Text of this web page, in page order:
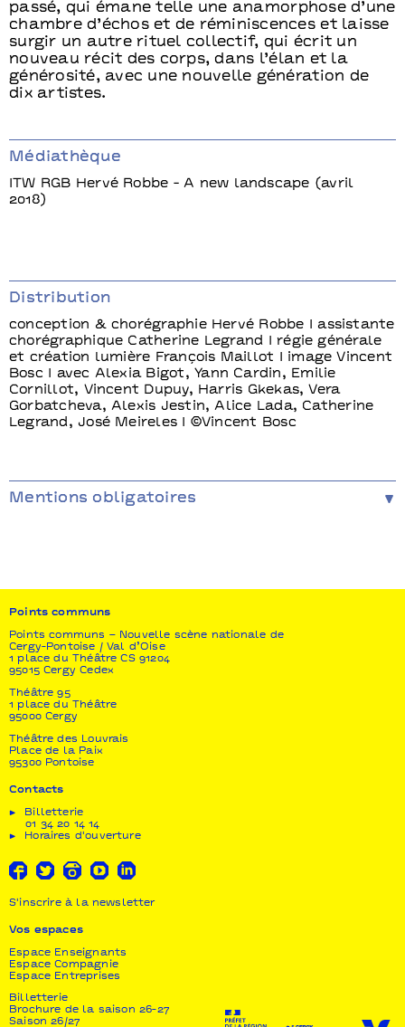
passé, qui émane telle une anamorphose d’une
chambre d’échos et de réminiscences et laisse
surgir un autre rituel collectif, qui écrit un
nouveau récit des corps, dans l’élan et la
générosité, avec une nouvelle génération de
dix artistes.
Médiathèque
ITW RGB Hervé Robbe - A new landscape (avril
2018)
Distribution
conception & chorégraphie Hervé Robbe I assistante
chorégraphique Catherine Legrand I régie générale
et création lumière François Maillot I image Vincent
Bosc I avec Alexia Bigot, Yann Cardin, Emilie
Cornillot, Vincent Dupuy, Harris Gkekas, Vera
Gorbatcheva, Alexis Jestin, Alice Lada, Catherine
Legrand, José Meireles I ©Vincent Bosc
Mentions obligatoires
du Rhin - CCN de Mulhouse I KLAP Maison pour la
danse / Marseille - Soutien Fonds de soutien à
Centre National de la Danse / Pantin I CCN de
Rillieux-la-Pape I Le Garage, collectif danse à
Rennes - Hervé Robbe est artiste associé au CNDC
d’Angers depuis 2017. La Compagnie TRAVELLING &
Co est subventionnée par le Ministère de la Culture
et de la Communication.
Points communs
Points communs – Nouvelle scène nationale de
Cergy-Pontoise / Val d’Oise
1 place du Théâtre CS 91204
95015 Cergy Cedex
Théâtre 95
1 place du Théâtre
95000 Cergy
Théâtre des Louvrais
Place de la Paix
95300 Pontoise
Contacts
Billetterie
01 34 20 14 14
Horaires d'ouverture
S'inscrire à la newsletter
Vos espaces
Espace Enseignants
Espace Compagnie
Espace Entreprises
Billetterie
Brochure de la saison 26-27
Saison 26/27